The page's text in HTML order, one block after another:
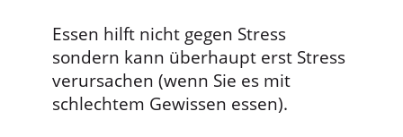
Essen hilft nicht gegen Stress
sondern kann überhaupt erst Stress
verursachen (wenn Sie es mit
schlechtem Gewissen essen).